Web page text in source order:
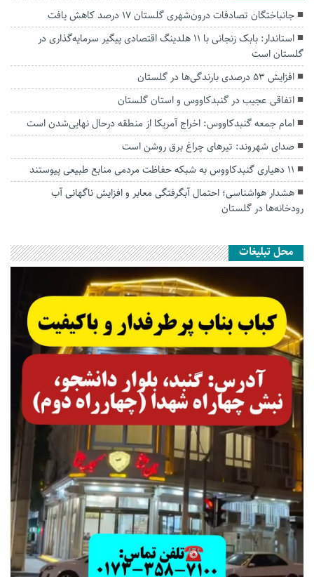
جانباختگان تصادفات درون‌شهری گلستان ۱۷ درصد کاهش یافت
استاندار: بابک زنجانی با ۱۱ هلدینگ اقتصادی پیگیر سرمایه‌گذاری در
گلستان است
افزایش ۵۳ درصدی بارندگی‌ها در گلستان
اتفاقی عجیب در‌ گنبدکاووس و استان گلستان
امام جمعه گنبدکاووس: اخراج آمریکا از منطقه درحال نهایی‌شدن است
صدای شهروند: تیرهای چراغ برق روشن است
۱۱ دهیاری گنبدکاووس به شبکه حفاظت مردمی منابع طبیعی پیوستند
هشدار هواشناسی؛ احتمال آبگرفتگی معابر و افزایش ناگهانی آب
رودخانه‌ها در گلستان
محل تبلیغات